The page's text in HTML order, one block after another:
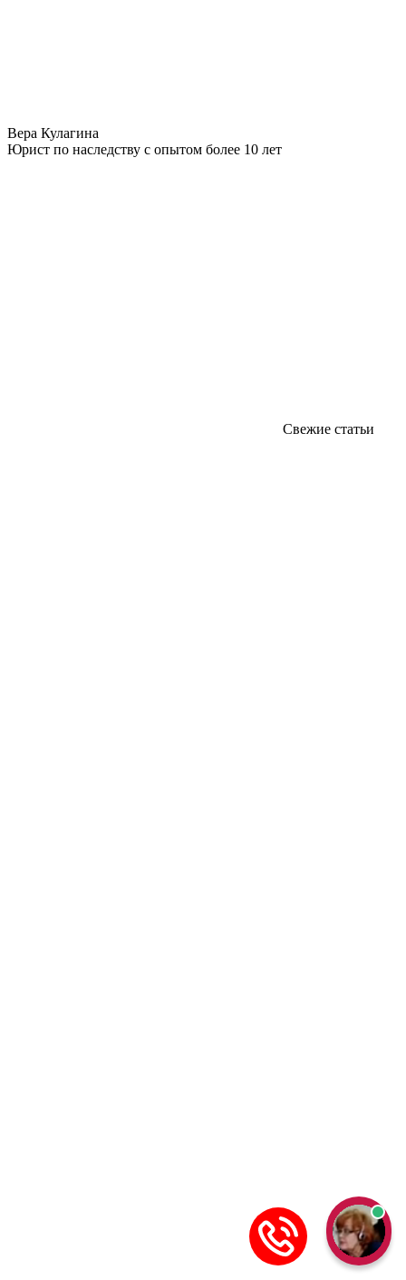
Вера Кулагина
Юрист по наследству с опытом более 10 лет
Свежие статьи